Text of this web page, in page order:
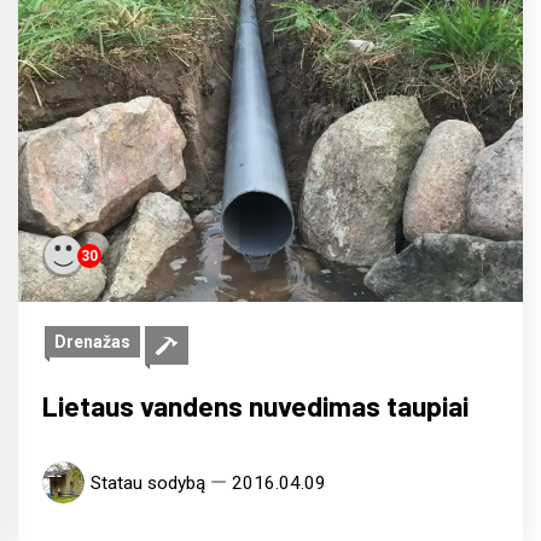
30
Drenažas
Lietaus vandens nuvedimas taupiai
Statau sodybą 2016.04.09